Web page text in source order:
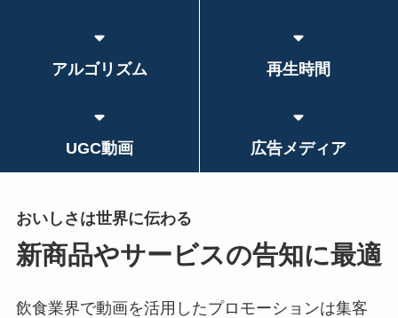
アルゴリズム 再生時間
UGC動画 広告メディア
おいしさは世界に伝わる
新商品やサービスの告知に最適
飲食業界で動画を活用したプロモーションは集客